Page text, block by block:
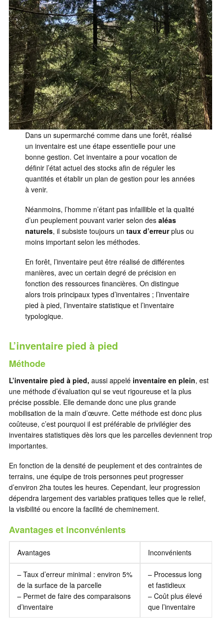
Dans un supermarché comme dans une forêt, réalisé
un inventaire est une étape essentielle pour une
bonne gestion. Cet inventaire a pour vocation de
définir l’état actuel des stocks afin de réguler les
quantités et établir un plan de gestion pour les années
à venir.
Néanmoins, l’homme n’étant pas infaillible et la qualité
d’un peuplement pouvant varier selon desaléas
naturels, il subsiste toujours un taux d’erreurplus ou
moins important selon les méthodes.
En forêt, l’inventaire peut être réalisé de différentes
manières, avec un certain degré de précision en
fonction des ressources financières. On distingue
alors trois principaux types d’inventaires ; l’inventaire
pied à pied, l’inventaire statistique et l’inventaire
typologique.
L’inventaire pied à pied
Méthode
L’inventaire pied à pied, aussi appelé inventaire en plein, est
une méthode d’évaluation qui se veut rigoureuse et la plus
précise possible. Elle demande donc une plus grande
mobilisation de la main d’œuvre. Cette méthode est donc plus
coûteuse, c’est pourquoi il est préférable de privilégier des
inventaires statistiques dès lors que les parcelles deviennent trop
importantes.
En fonction de la densité de peuplement et des contraintes de
terrains, une équipe de trois personnes peut progresser
d’environ 2ha toutes les heures. Cependant, leur progression
dépendra largement des variables pratiques telles que le relief,
la visibilité ou encore la facilité de cheminement.
Avantages et inconvénients
Avantages Inconvénients
– Taux d’erreur minimal : environ 5%
de la surface de la parcelle
– Permet de faire des comparaisons
d’inventaire
– Processus long
et fastidieux
– Coût plus élevé
que l’inventaire